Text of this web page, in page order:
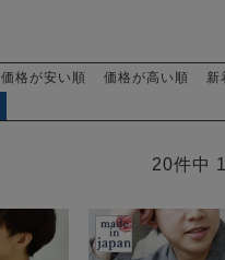
年齢別におすすめパジ
ル
作務衣 胸がすけない
お買い物ガイド 安
価格が安い順 価格が高い順
新
20件中 1